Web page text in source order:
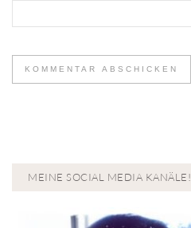
MEINE SOCIAL MEDIA KANÄLE!